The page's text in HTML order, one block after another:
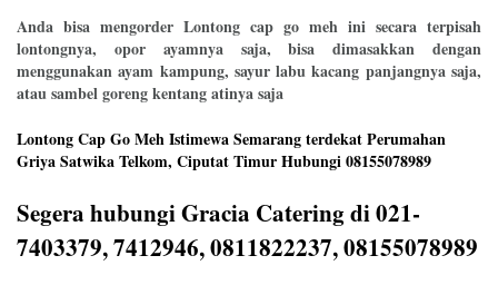
Anda bisa mengorder Lontong cap go meh ini secara terpisah
lontongnya, opor ayamnya saja, bisa dimasakkan dengan
menggunakan ayam kampung, sayur labu kacang panjangnya saja,
atau sambel goreng kentang atinya saja
Lontong Cap Go Meh Istimewa Semarang terdekat Perumahan
Griya Satwika Telkom, Ciputat Timur Hubungi 08155078989
Segera hubungi Gracia Catering di 021-
7403379, 7412946, 0811822237, 08155078989